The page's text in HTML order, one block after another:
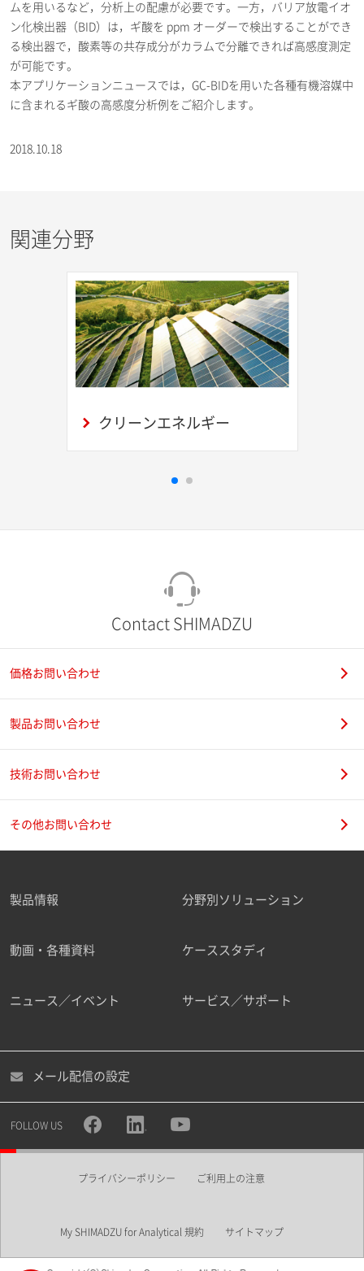
ムを用いるなど，分析上の配慮が必要です。一方，バリア放電イオ
ン化検出器（BID）は，ギ酸を ppm オーダーで検出することができ
る検出器で，酸素等の共存成分がカラムで分離できれば高感度測定
が可能です。
本アプリケーションニュースでは，GC-BIDを用いた各種有機溶媒中
に含まれるギ酸の高感度分析例をご紹介します。
2018.10.18
関連分野
クリーンエネルギー
Contact SHIMADZU
価格お問い合わせ
製品お問い合わせ
技術お問い合わせ
その他お問い合わせ
製品情報 分野別ソリューション
動画・各種資料 ケーススタディ
ニュース／イベント サービス／サポート
メール配信の設定
FOLLOW US
プライバシーポリシー ご利用上の注意
My SHIMADZU for Analytical 規約 サイトマップ